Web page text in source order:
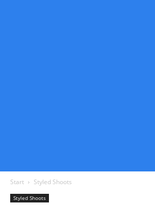
Start Styled Shoots
Styled Shoots